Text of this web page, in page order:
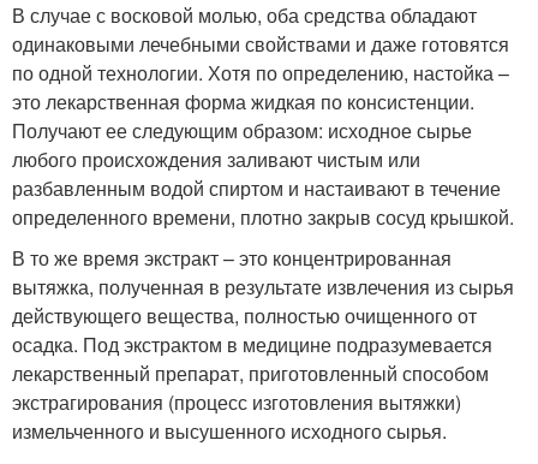
В случае с восковой молью, оба средства обладают
одинаковыми лечебными свойствами и даже готовятся
по одной технологии. Хотя по определению, настойка –
это лекарственная форма жидкая по консистенции.
Получают ее следующим образом: исходное сырье
любого происхождения заливают чистым или
разбавленным водой спиртом и настаивают в течение
определенного времени, плотно закрыв сосуд крышкой.
В то же время экстракт – это концентрированная
вытяжка, полученная в результате извлечения из сырья
действующего вещества, полностью очищенного от
осадка. Под экстрактом в медицине подразумевается
лекарственный препарат, приготовленный способом
экстрагирования (процесс изготовления вытяжки)
измельченного и высушенного исходного сырья.